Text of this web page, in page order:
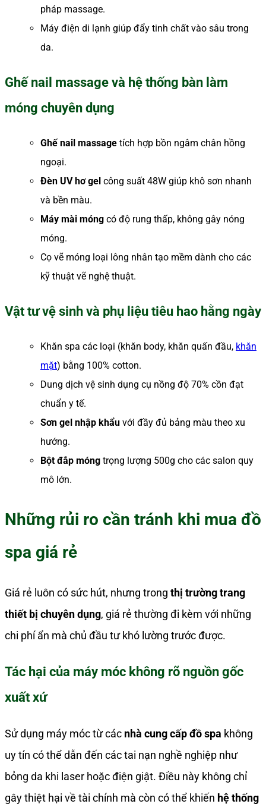
pháp massage.
Máy điện di lạnh giúp đẩy tinh chất vào sâu trong
da.
Ghế nail massage và hệ thống bàn làm
móng chuyên dụng
Ghế nail massage tích hợp bồn ngâm chân hồng
ngoại.
Đèn UV hơ gel công suất 48W giúp khô sơn nhanh
và bền màu.
Máy mài móng có độ rung thấp, không gây nóng
móng.
Cọ vẽ móng loại lông nhân tạo mềm dành cho các
kỹ thuật vẽ nghệ thuật.
Vật tư vệ sinh và phụ liệu tiêu hao hằng ngày
Khăn spa các loại (khăn body, khăn quấn đầu, khăn
mặt) bằng 100% cotton.
Dung dịch vệ sinh dụng cụ nồng độ 70% cồn đạt
chuẩn y tế.
Sơn gel nhập khẩu với đầy đủ bảng màu theo xu
hướng.
Bột đắp móng trọng lượng 500g cho các salon quy
mô lớn.
Những rủi ro cần tránh khi mua đồ
spa giá rẻ
Giá rẻ luôn có sức hút, nhưng trong thị trường trang
thiết bị chuyên dụng, giá rẻ thường đi kèm với những
chi phí ẩn mà chủ đầu tư khó lường trước được.
Tác hại của máy móc không rõ nguồn gốc
xuất xứ
Sử dụng máy móc từ các nhà cung cấp đồ spa không
uy tín có thể dẫn đến các tai nạn nghề nghiệp như
bỏng da khi laser hoặc điện giật. Điều này không chỉ
gây thiệt hại về tài chính mà còn có thể khiến hệ thống